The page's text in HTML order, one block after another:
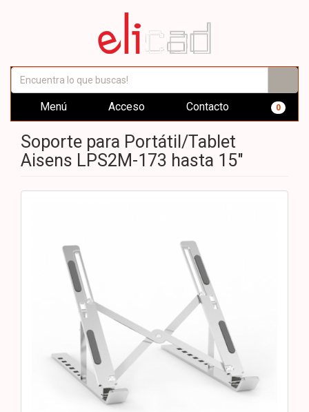
Menú Acceso Contacto 0
Soporte para Portátil/Tablet
Aisens LPS2M-173 hasta 15"